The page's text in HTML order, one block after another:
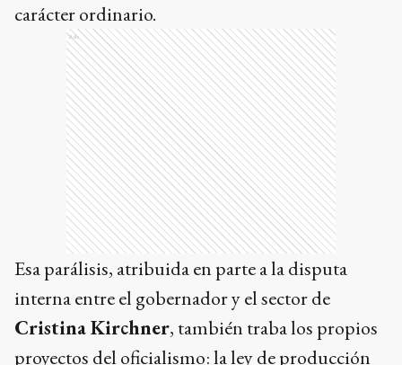
Esa parálisis, atribuida en parte a la disputa
interna entre el gobernador y el sector de
Cristina Kirchner, también traba los propios
proyectos del oficialismo: la ley de producción
pública de medicamentos y las modificaciones a
Ley de Seguridad Públicapermanecen sin
tratamiento. Con las comisiones sin integrarse,
el proyecto libertario sobre elImpuesto de
Sellosengrosará por ahora una lista de
expedientes en espera de cara a la carrera
electoral del próximo año.
Ads